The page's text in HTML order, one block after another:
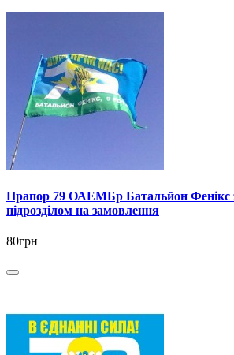
Прапор 79 ОАЕМБр Батальйон Фенікс
підрозділом на замовлення
80грн